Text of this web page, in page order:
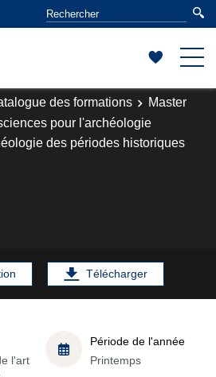
des formations
Master
pour l'archéologie
des périodes historiques
Télécharger
l'art
Période de l'année
Printemps